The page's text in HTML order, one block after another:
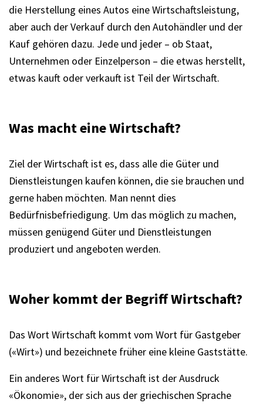
die Herstellung eines Autos eine Wirtschaftsleistung,
aber auch der Verkauf durch den Autohändler und der
Kauf gehören dazu. Jede und jeder – ob Staat,
Unternehmen oder Einzelperson – die etwas herstellt,
etwas kauft oder verkauft ist Teil der Wirtschaft.
Was macht eine Wirtschaft?
Ziel der Wirtschaft ist es, dass alle die Güter und
Dienstleistungen kaufen können, die sie brauchen und
gerne haben möchten. Man nennt dies
Bedürfnisbefriedigung. Um das möglich zu machen,
müssen genügend Güter und Dienstleistungen
produziert und angeboten werden.
Woher kommt der Begriff Wirtschaft?
Das Wort Wirtschaft kommt vom Wort für Gastgeber
(«Wirt») und bezeichnete früher eine kleine Gaststätte.
Ein anderes Wort für Wirtschaft ist der Ausdruck
«Ökonomie», der sich aus der griechischen Sprache